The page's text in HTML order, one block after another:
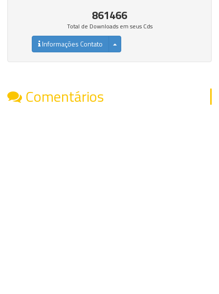
861466
Total de Downloads em seus Cds
Informações Contato
Comentários